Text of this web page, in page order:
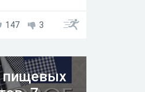
147 3
пищевых